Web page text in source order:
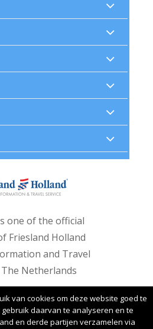
one of the official
Friesland Holland
and Travel
The Netherlands
van cookies om deze website goed te
daarvan te analyseren en te
en derde partijen verzamelen via